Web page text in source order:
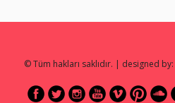
© Tüm hakları saklıdır. | designed by: